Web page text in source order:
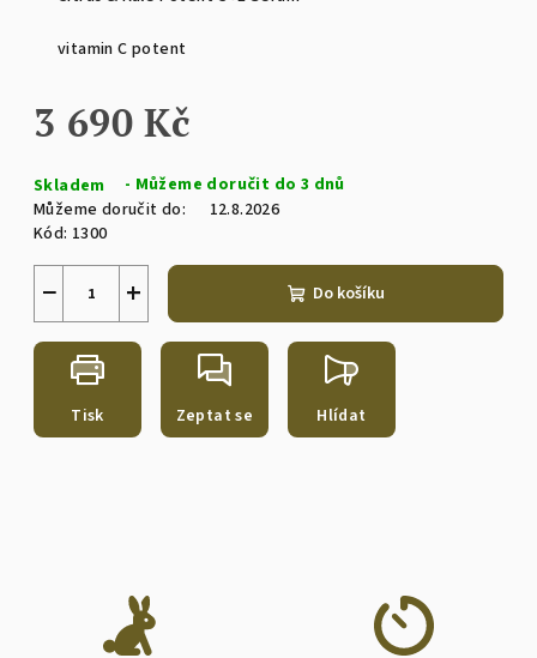
vitamin C potent
3 690 Kč
cena:
Skladem
Můžeme doručit do:
12.8.2026
Kód: 1300
+
− Do košíku
Tisk Zeptat se Hlídat